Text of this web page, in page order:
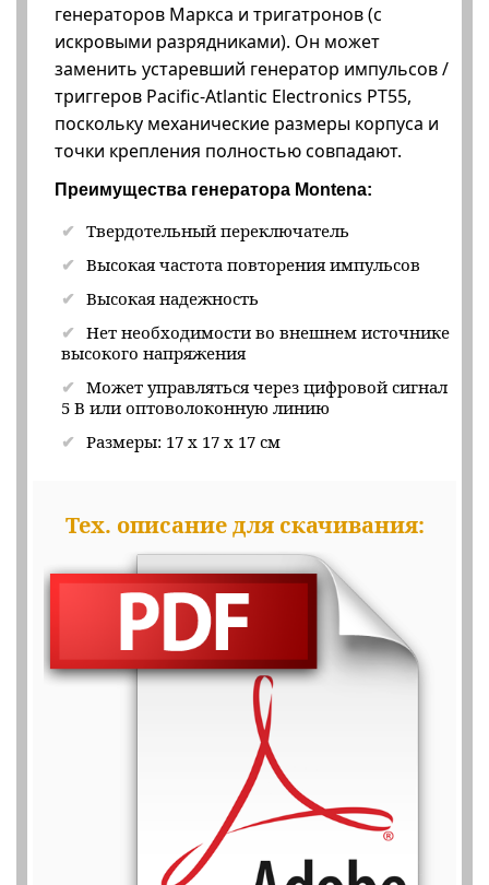
генераторов Маркса и тригатронов (с
искровыми разрядниками). Он может
заменить устаревший генератор импульсов /
триггеров Pacific-Atlantic Electronics PT55,
поскольку механические размеры корпуса и
точки крепления полностью совпадают.
Преимущества генератора Montena:
Твердотельный переключатель
Высокая частота повторения импульсов
Высокая надежность
Нет необходимости во внешнем источнике
высокого напряжения
Может управляться через цифровой сигнал
5 В или оптоволоконную линию
Размеры: 17 х 17 х 17 см
Тех. описание для скачивания: